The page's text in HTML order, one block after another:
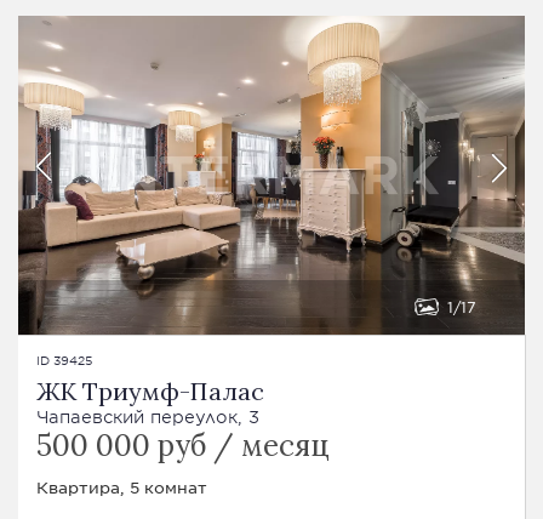
1 17
ID 39425
ЖК Триумф-Палас
Чапаевский переулок, 3
500 000 руб / месяц
Квартира, 5 комнат